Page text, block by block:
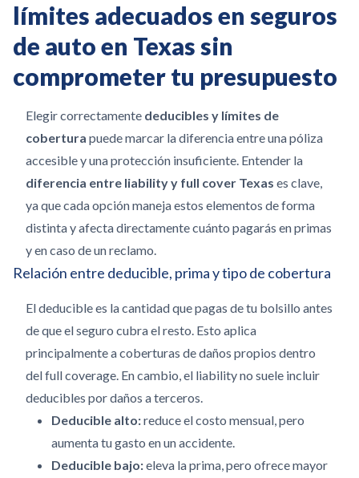
límites adecuados en seguros
de auto en Texas sin
comprometer tu presupuesto
Elegir correctamente deducibles y límites de
cobertura puede marcar la diferencia entre una póliza
accesible y una protección insuficiente. Entender la
diferencia entre liability y full cover Texas es clave,
ya que cada opción maneja estos elementos de forma
distinta y afecta directamente cuánto pagarás en primas
y en caso de un reclamo.
Relación entre deducible, prima y tipo de cobertura
El deducible es la cantidad que pagas de tu bolsillo antes
de que el seguro cubra el resto. Esto aplica
principalmente a coberturas de daños propios dentro
del full coverage. En cambio, el liability no suele incluir
deducibles por daños a terceros.
Deducible alto:reduce el costo mensual, pero
aumenta tu gasto en un accidente.
Deducible bajo:eleva la prima, pero ofrece mayor